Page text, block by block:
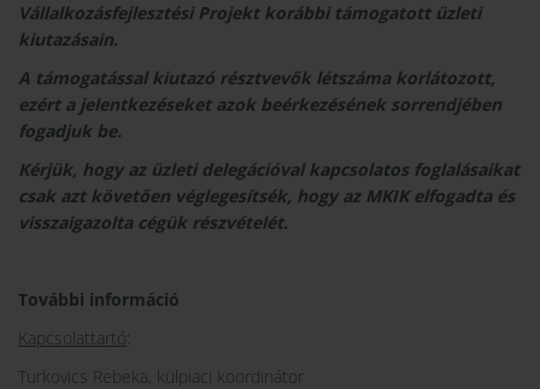
Vállalkozásfejlesztési Projekt korábbi támogatott üzleti
kiutazásain.
A támogatással kiutazó résztvevők létszáma korlátozott,
ezért a jelentkezéseket azok beérkezésének sorrendjében
fogadjuk be.
Kérjük, hogy az üzleti delegációval kapcsolatos foglalásaikat
csak azt követően véglegesítsék, hogy az MKIK elfogadta és
visszaigazolta cégük részvételét.
További információ
Kapcsolattartó:
Turkovics Rebeka, külpiaci koordinátor